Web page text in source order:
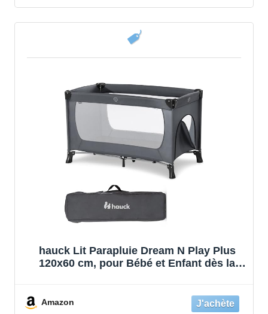
hauck Lit Parapluie Dream N Play Plus
120x60 cm, pour Bébé et Enfant dès la
Rembourée, Léger, Pliable Compact, Gris
Amazon